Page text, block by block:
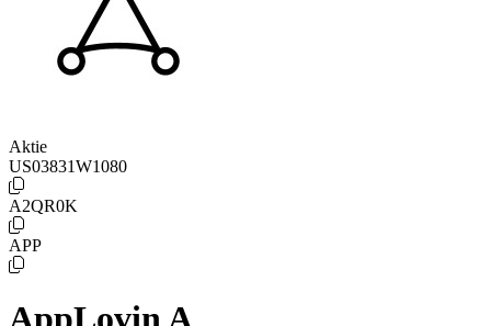
Aktie
US03831W1080
A2QR0K
APP